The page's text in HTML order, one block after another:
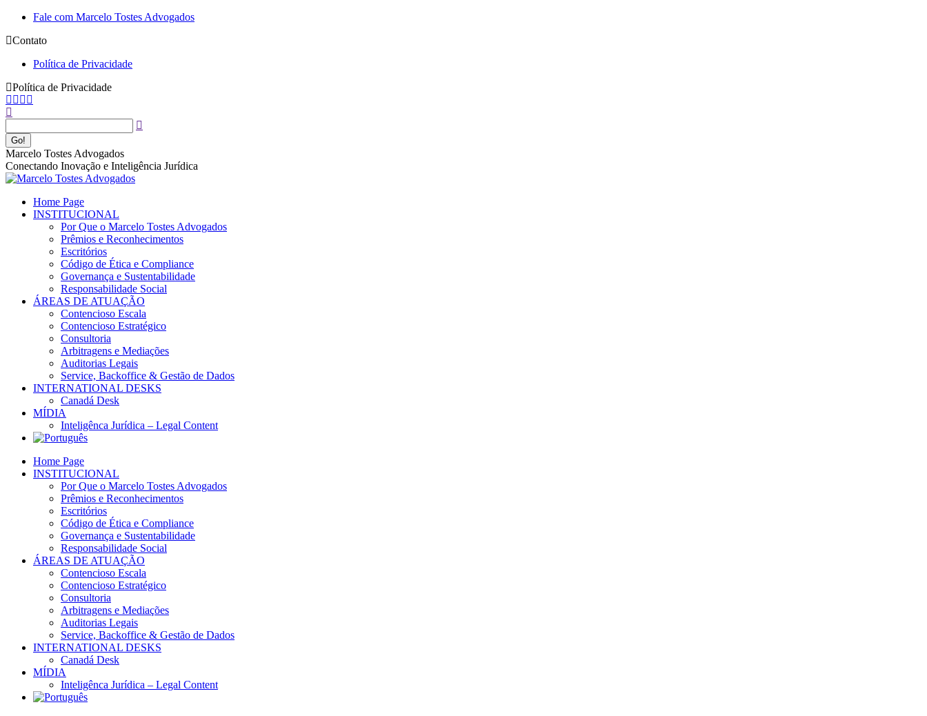
Pular
o
Fale com Marcelo Tostes Advogados
Contato
Política de Privacidade
Política de Privacidade
Facebook
in
new
window
YouTube
in
new
window
Linkedin
in
new
window
in
new
window
Buscar
Marcelo Tostes Advogados
Conectando Inovação e Inteligência Jurídica
Home Page
INSTITUCIONAL
Por Que o Marcelo Tostes Advogados
Prêmios e Reconhecimentos
Escritórios
Código de Ética e Compliance
Governança e Sustentabilidade
Responsabilidade Social
ÁREAS DE ATUAÇÃO
Contencioso Escala
Contencioso Estratégico
Consultoria
Arbitragens e Mediações
Auditorias Legais
Service, Backoffice & Gestão de Dados
INTERNATIONAL DESKS
Canadá Desk
MÍDIA
Inteligênca Jurídica – Legal Content
Home Page
INSTITUCIONAL
Por Que o Marcelo Tostes Advogados
Prêmios e Reconhecimentos
Escritórios
Código de Ética e Compliance
Governança e Sustentabilidade
Responsabilidade Social
ÁREAS DE ATUAÇÃO
Contencioso Escala
Contencioso Estratégico
Consultoria
Arbitragens e Mediações
Auditorias Legais
Service, Backoffice & Gestão de Dados
INTERNATIONAL DESKS
Canadá Desk
MÍDIA
Inteligênca Jurídica – Legal Content